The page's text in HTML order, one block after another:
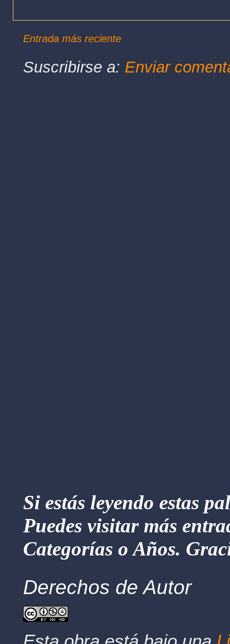
Entrada más reciente
Suscribirse a: Enviar
Si estás leyendo estas
Puedes visitar más
Categorías o Años.
Derechos de Autor